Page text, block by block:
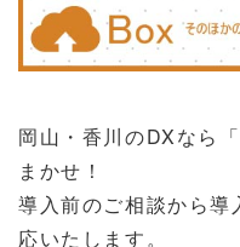
岡山・香川のDXなら「
まかせ！
導入前のご相談から
応いたします。